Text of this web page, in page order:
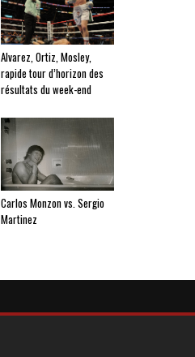
Alvarez, Ortiz, Mosley,
rapide tour d’horizon des
résultats du week-end
Carlos Monzon vs. Sergio
Martinez